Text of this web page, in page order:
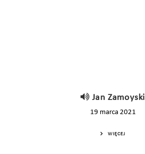
Jan Zamoyski
19 marca 2021
WIĘCEJ